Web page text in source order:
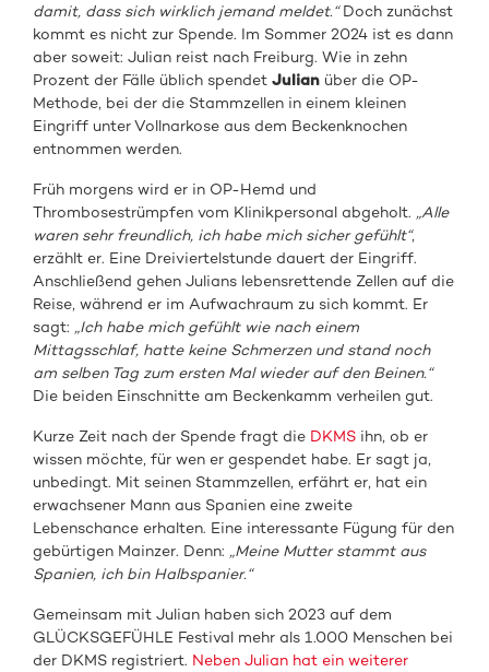
damit, dass sich wirklich jemand meldet.“Doch zunächst
kommt es nicht zur Spende. Im Sommer 2024 ist es dann
aber soweit: Julian reist nach Freiburg. Wie in zehn
Prozent der Fälle üblich spendetJulian über die OP-
Methode, bei der die Stammzellen in einem kleinen
Eingriff unter Vollnarkose aus dem Beckenknochen
entnommen werden.
Früh morgens wird er in OP-Hemd und
Thrombosestrümpfen vom Klinikpersonal abgeholt. „Alle
waren sehr freundlich, ich habe mich sicher gefühlt“,
erzählt er. Eine Dreiviertelstunde dauert der Eingriff.
Anschließend gehen Julians lebensrettende Zellen auf die
Reise, während er im Aufwachraum zu sich kommt. Er
sagt: „Ich habe mich gefühlt wie nach einem
Mittagsschlaf, hatte keine Schmerzen und stand noch
am selben Tag zum ersten Mal wieder auf den Beinen.“
Die beiden Einschnitte am Beckenkamm verheilen gut.
Kurze Zeit nach der Spende fragt die DKMS ihn, ob er
wissen möchte, für wen er gespendet habe. Er sagt ja,
unbedingt. Mit seinen Stammzellen, erfährt er, hat ein
erwachsener Mann aus Spanien eine zweite
Lebenschance erhalten. Eine interessante Fügung für den
gebürtigen Mainzer. Denn: „Meine Mutter stammt aus
Spanien, ich bin Halbspanier.“
Gemeinsam mit Julian haben sich 2023 auf dem
GLÜCKSGEFÜHLE Festival mehr als 1.000 Menschen bei
der DKMS registriert. Neben Julian hat ein weiterer